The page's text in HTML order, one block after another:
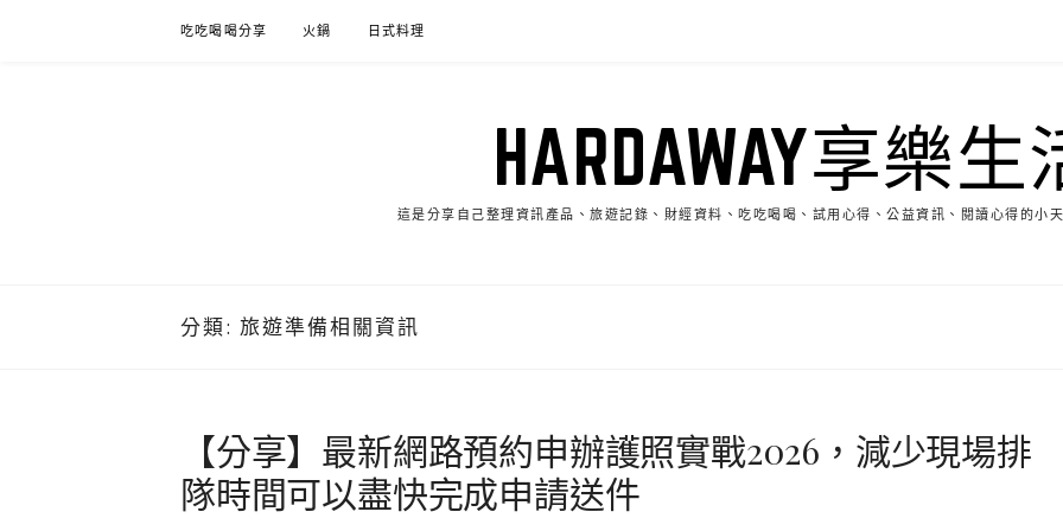
吃吃喝喝分享 火鍋 日式料理
HARDAWAY享樂生
這是分享自己整理資訊產品、旅遊記錄、財經資料、吃吃喝喝、試用心得、公益資訊、閱讀心得的小
分類: 旅遊準備相關資訊
【分享】最新網路預約申辦護照實戰2026，減少現場排
隊時間可以盡快完成申請送件